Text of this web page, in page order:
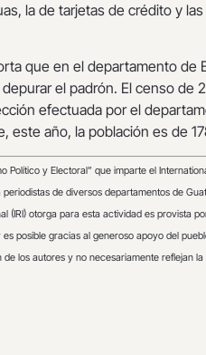
la de tarjetas de crédito y
que en el departamento de
el padrón. El censo de
efectuada por el
este año, la población es de
Político y Electoral” que imparte el
de diversos departamentos de
(IRI) otorga para esta actividad es provista
posible gracias al generoso apoyo del
los autores y no necesariamente reflejan